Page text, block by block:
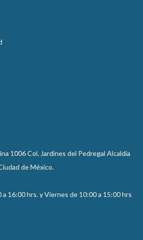
1006 Col. Jardines del Pedregal Alcaldía
de México.
a 16:00 hrs. y Viernes de 10:00 a 15:00 hrs